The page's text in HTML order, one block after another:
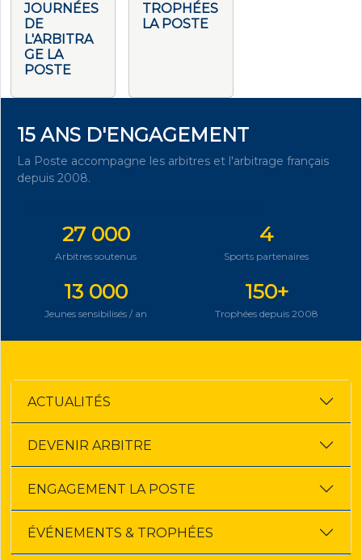
JOURNÉES
DE
L'ARBITRA
GE LA
POSTE
TROPHÉES
LA POSTE
15 ANS D'ENGAGEMENT
La Poste accompagne les arbitres et l'arbitrage français
depuis 2008.
27 000
Arbitres soutenus
4
Sports partenaires
13 000
Jeunes sensibilisés / an
150+
Trophées depuis 2008
ACTUALITÉS
DEVENIR ARBITRE
ENGAGEMENT LA POSTE
ÉVÉNEMENTS & TROPHÉES